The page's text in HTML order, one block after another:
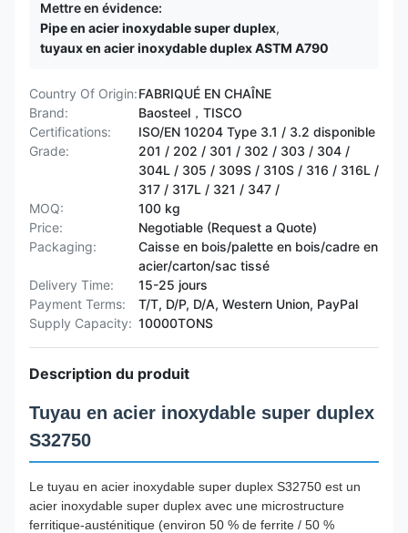
Mettre en évidence:
Pipe en acier inoxydable super duplex,
tuyaux en acier inoxydable duplex ASTM A790
Country Of Origin:FABRIQUÉ EN CHAÎNE
Brand:
Baosteel，TISCO
Certifications:
ISO/EN 10204 Type 3.1 / 3.2 disponible
Grade:
201 / 202 / 301 / 302 / 303 / 304 /
304L / 305 / 309S / 310S / 316 / 316L /
317 / 317L / 321 / 347 /
MOQ:
100 kg
Price:
Negotiable (Request a Quote)
Packaging:
Caisse en bois/palette en bois/cadre en
acier/carton/sac tissé
Delivery Time:
15-25 jours
Payment Terms:
T/T, D/P, D/A, Western Union, PayPal
Supply Capacity: 10000TONS
Description du produit
Tuyau en acier inoxydable super duplex
S32750
Le tuyau en acier inoxydable super duplex S32750 est un
acier inoxydable super duplex avec une microstructure
ferritique-austénitique (environ 50 % de ferrite / 50 %